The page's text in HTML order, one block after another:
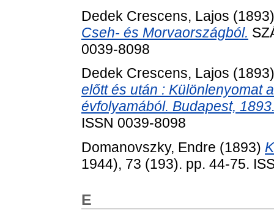
Dedek Crescens, Lajos
Cseh- és Morvaországból.
0039-8098
Dedek Crescens, Lajos
előtt és után : Különlenyomat
évfolyamából. Budapest,
ISSN 0039-8098
Domanovszky, Endre (1893)
1944), 73 (193). pp. 44-75.
E